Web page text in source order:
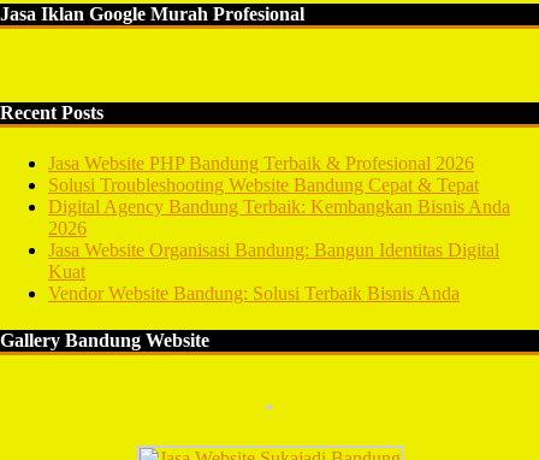
Jasa Iklan Google Murah Profesional
Recent Posts
Jasa Website PHP Bandung Terbaik & Profesional 2026
Solusi Troubleshooting Website Bandung Cepat & Tepat
Digital Agency Bandung Terbaik: Kembangkan Bisnis Anda
2026
Jasa Website Organisasi Bandung: Bangun Identitas Digital
Kuat
Vendor Website Bandung: Solusi Terbaik Bisnis Anda
Gallery Bandung Website